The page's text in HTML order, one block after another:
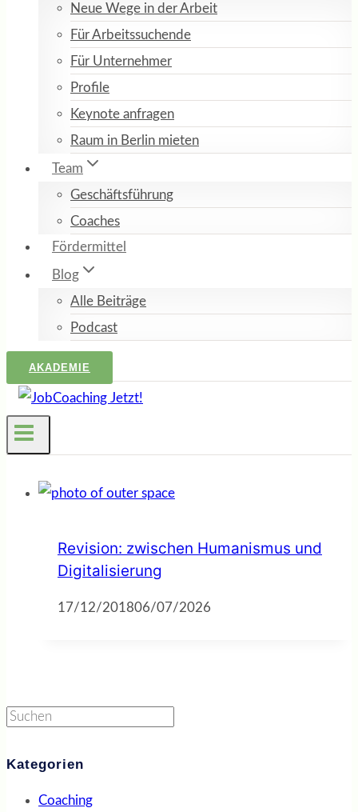
Neue Wege in der Arbeit
Für Arbeitssuchende
Für Unternehmer
Profile
Keynote anfragen
Raum in Berlin mieten
Team
Geschäftsführung
Coaches
Fördermittel
Blog
Alle Beiträge
Podcast
AKADEMIE
Revision: zwischen Humanismus und
Digitalisierung
17/12/201806/07/2026
Suchen
Kategorien
Coaching